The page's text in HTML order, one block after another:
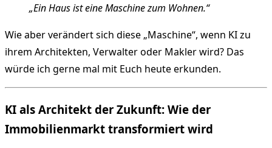
„Ein Haus ist eine Maschine zum Wohnen.“
Wie aber verändert sich diese „Maschine“, wenn KI zu
ihrem Architekten, Verwalter oder Makler wird? Das
würde ich gerne mal mit Euch heute erkunden.
KI als Architekt der Zukunft: Wie der
Immobilienmarkt transformiert wird